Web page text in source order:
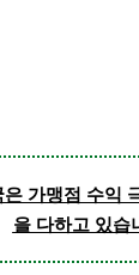
가맹점 수익
을 다하고 있습